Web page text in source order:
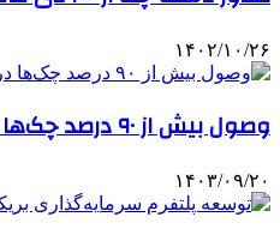
۱۴۰۲/۱۰/۲۶
وصول بیش از ۹۰ درصد چک‌ها در مهر ماه
۱۴۰۳/۰۹/۲۰